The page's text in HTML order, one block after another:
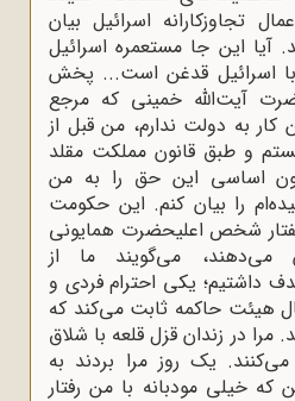
تجاوزکارانه اسرائیل بیان
آیا این جا مستعمره اسرائیل
اسرائیل قدغن است... پخش
آیت‌الله خمینی که مرجع
به دولت ندارم، من قبل از
و طبق قانون مملکت مقلد
اساسی این حق را به من
را بیان کنم. این حکومت
شخص اعلیحضرت همایونی
می‌گویند ما از
داشتیم؛ یکی احترام فردی و
هیئت حاکمه ثابت می‌کند که
مرا در زندان قزل قلعه با شلاق
یک روز مرا بردند به
که خیلی مودبانه با من رفتار